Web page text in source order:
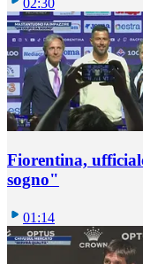
Fiorentina,
sogno"
01:14